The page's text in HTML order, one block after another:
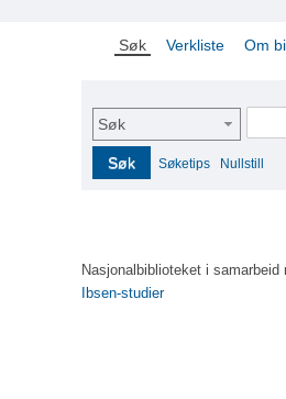
Søk Verkliste Om
Søk
Søk Søketips Nullstill
Nasjonalbiblioteket i samarbeid
Ibsen-studier